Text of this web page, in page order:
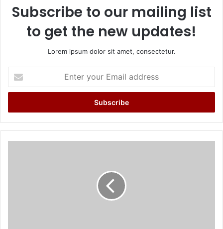
Subscribe to our mailing list
to get the new updates!
Lorem ipsum dolor sit amet, consectetur.
your
Email